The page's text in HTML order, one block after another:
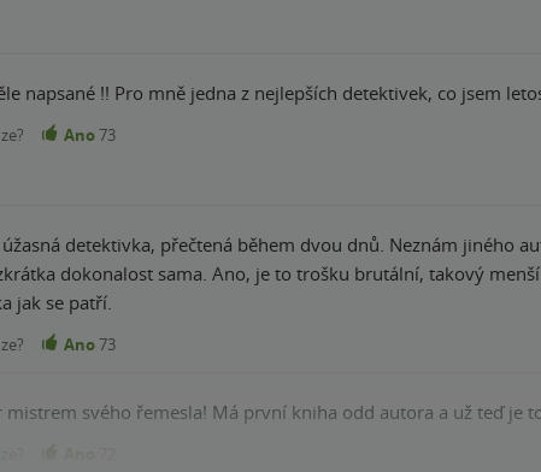
napsané !! Pro mně jedna z nejlepších detektivek, co jsem
Ano73
detektivka, přečtená během dvou dnů. Neznám jiného
dokonalost sama. Ano, je to trošku brutální, takový
jak se patří.
Ano73
mistrem svého řemesla! Má první kniha odd autora a už teď je